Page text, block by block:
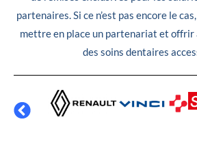
partenaires. Si ce n’est pas encore le
mettre en place un partenariat et offrir
des soins dentaires